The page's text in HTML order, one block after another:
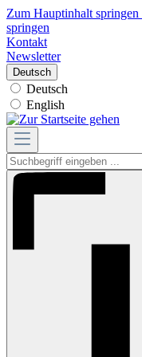
Zum Hauptinhalt springen
springen
Kontakt
Newsletter
Deutsch
Deutsch
English